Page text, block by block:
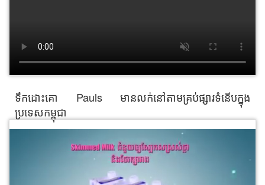
ទឹកដោះគោ Pauls មានលក់នៅតាមគ្រប់ផ្សារទំនើបក្នុង
ប្រទេសកម្ពុជា